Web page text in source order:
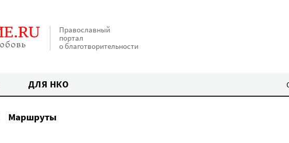
Православный
портал
о благотворительности
ДЛЯ НКО
Маршруты